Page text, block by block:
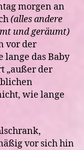
morgen an
(alles andere
und geräumt)
vor der
lange das Baby
„außer der
wie lange
vor sich hin